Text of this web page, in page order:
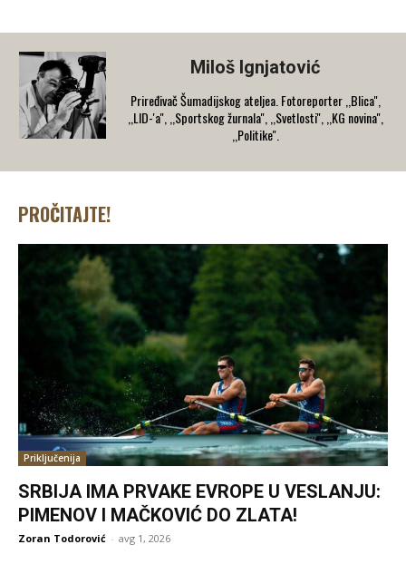
Miloš Ignjatović
Priređivač Šumadijskog ateljea. Fotoreporter ,,Blica'',
,,LID-'a'', ,,Sportskog žurnala'', ,,Svetlosti'', ,,KG novina'',
,,Politike''.
PROČITAJTE!
Priključenija
SRBIJA IMA PRVAKE EVROPE U VESLANJU:
PIMENOV I MAČKOVIĆ DO ZLATA!
Zoran Todorović - avg 1, 2026